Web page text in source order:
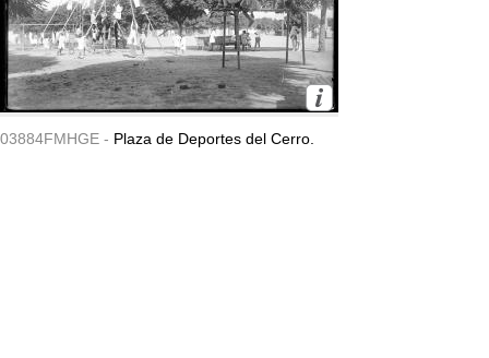
03884FMHGE - Plaza de Deportes del Cerro.